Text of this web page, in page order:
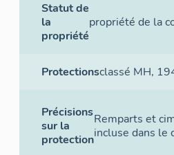
Statut de
la
propriété
propriété de la
Protectionsclassé MH,
Précisions
sur la
protection
Remparts et
incluse dans le